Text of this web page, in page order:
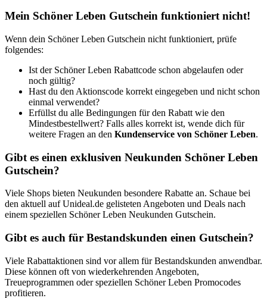
Mein Schöner Leben Gutschein funktioniert nicht!
Wenn dein Schöner Leben Gutschein nicht funktioniert, prüfe
folgendes:
Ist der Schöner Leben Rabattcode schon abgelaufen oder
noch gültig?
Hast du den Aktionscode korrekt eingegeben und nicht schon
einmal verwendet?
Erfüllst du alle Bedingungen für den Rabatt wie den
Mindestbestellwert? Falls alles korrekt ist, wende dich für
weitere Fragen an den Kundenservice von Schöner Leben.
Gibt es einen exklusiven Neukunden Schöner Leben
Gutschein?
Viele Shops bieten Neukunden besondere Rabatte an. Schaue bei
den aktuell auf Unideal.de gelisteten Angeboten und Deals nach
einem speziellen Schöner Leben Neukunden Gutschein.
Gibt es auch für Bestandskunden einen Gutschein?
Viele Rabattaktionen sind vor allem für Bestandskunden anwendbar.
Diese können oft von wiederkehrenden Angeboten,
Treueprogrammen oder speziellen Schöner Leben Promocodes
profitieren.